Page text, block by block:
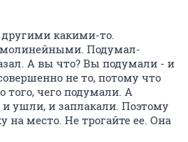
какими-то.
Подумал-
А вы что? Вы подумали - и
не то, потому что
чего подумали. А
и ушли, и заплакали. Поэтому
на место. Не трогайте ее. Она